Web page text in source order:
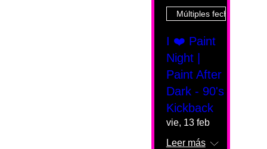
Múltiples fechas
I ❤️ Paint
Night |
Paint After
Dark - 90's
Kickback
vie, 13 feb
Leer más